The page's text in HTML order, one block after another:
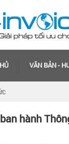
VĂN BẢN -
hành